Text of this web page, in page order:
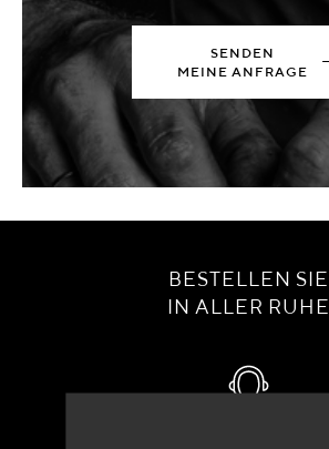
SENDEN
MEINE ANFRAGE
BESTELLEN SIE
IN ALLER RUHE